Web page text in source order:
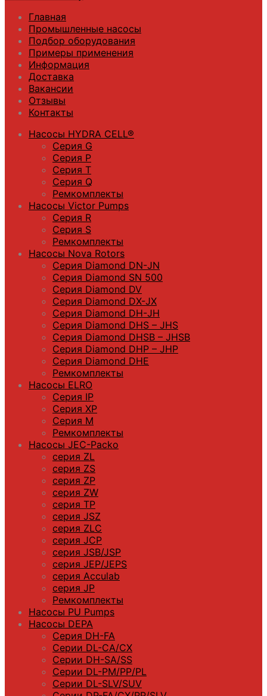
Главная
Промышленные насосы
Подбор оборудования
Примеры применения
Информация
Доставка
Вакансии
Отзывы
Контакты
Насосы HYDRA CELL®
Серия G
Серия P
Серия T
Серия Q
Ремкомплекты
Насосы Victor Pumps
Серия R
Серия S
Ремкомплекты
Насосы Nova Rotors
Серия Diamond DN-JN
Серия Diamond SN 500
Серия Diamond DV
Серия Diamond DX-JX
Серия Diamond DH-JH
Серия Diamond DHS – JHS
Серия Diamond DHSB – JHSB
Серия Diamond DHP – JHP
Серия Diamond DHE
Ремкомплекты
Насосы ELRO
Серия IP
Серия XP
Серия M
Ремкомплекты
Насосы JEC-Packo
серия ZL
серия ZS
серия ZP
серия ZW
серия TP
серия JSZ
серия ZLC
серия JCP
серия JSB/JSP
серия JEP/JEPS
серия Acculab
серия JP
Ремкомплекты
Насосы PU Pumps
Насосы DEPA
Серия DH-FA
Серии DL-CA/CX
Серии DH-SA/SS
Серии DL-PM/РР/PL
Серии DL-SLV/SUV